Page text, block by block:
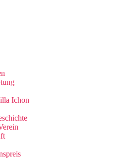
Ichon